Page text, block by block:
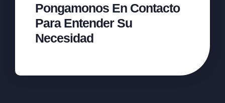
Pongamonos En Contacto
Para Entender Su
Necesidad